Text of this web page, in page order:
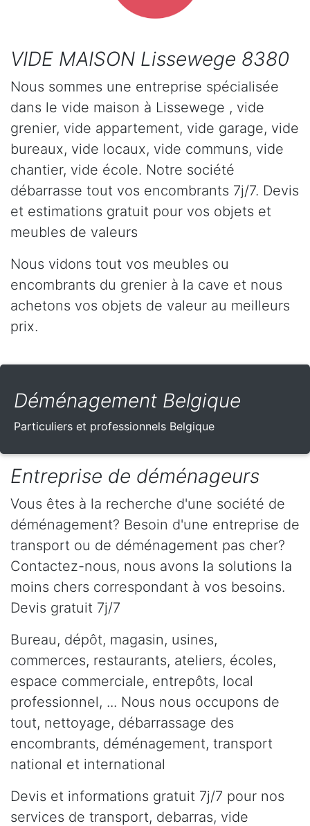
VIDE MAISON Lissewege 8380
Nous sommes une entreprise spécialisée
dans le vide maison à Lissewege , vide
grenier, vide appartement, vide garage, vide
bureaux, vide locaux, vide communs, vide
chantier, vide école. Notre société
débarrasse tout vos encombrants 7j/7. Devis
et estimations gratuit pour vos objets et
meubles de valeurs
Nous vidons tout vos meubles ou
encombrants du grenier à la cave et nous
achetons vos objets de valeur au meilleurs
prix.
Déménagement Belgique
Particuliers et professionnels Belgique
Entreprise de déménageurs
Vous êtes à la recherche d'une société de
déménagement? Besoin d'une entreprise de
transport ou de déménagement pas cher?
Contactez-nous, nous avons la solutions la
moins chers correspondant à vos besoins.
Devis gratuit 7j/7
Bureau, dépôt, magasin, usines,
commerces, restaurants, ateliers, écoles,
espace commerciale, entrepôts, local
professionnel, ... Nous nous occupons de
tout, nettoyage, débarrassage des
encombrants, déménagement, transport
national et international
Devis et informations gratuit 7j/7 pour nos
services de transport, debarras, vide